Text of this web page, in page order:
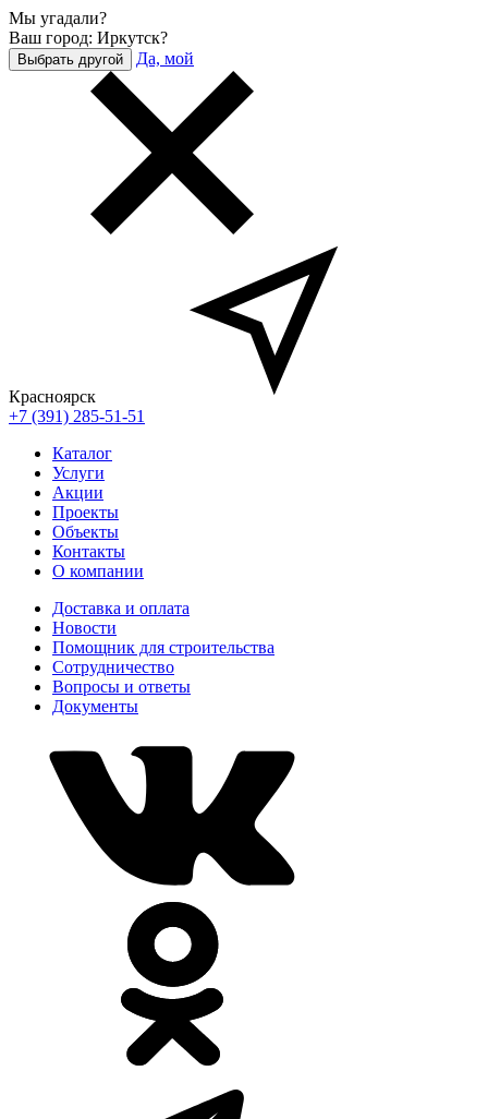
Мы угадали?
Ваш город: Иркутск?
Выбрать другой Да, мой
Красноярск
+7 (391) 285-51-51
Каталог
Услуги
Акции
Проекты
Объекты
Контакты
О компании
Доставка и оплата
Новости
Помощник для строительства
Сотрудничество
Вопросы и ответы
Документы